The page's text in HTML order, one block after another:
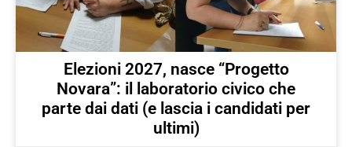
Elezioni 2027, nasce “Progetto
Novara”: il laboratorio civico che
parte dai dati (e lascia i candidati per
ultimi)